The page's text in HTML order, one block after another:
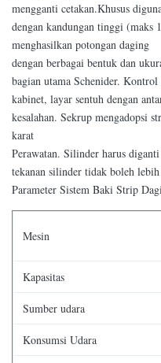
mengganti cetakan.Khusus
dengan kandungan tinggi (maks
menghasilkan potongan daging
dengan berbagai bentuk dan
bagian utama Schenider. Kontrol
kabinet, layar sentuh dengan
kesalahan. Sekrup mengadopsi
karat
Perawatan. Silinder harus
tekanan silinder tidak boleh
Parameter Sistem Baki Strip
Mesin
Kapasitas
Sumber udara
Konsumsi Udara